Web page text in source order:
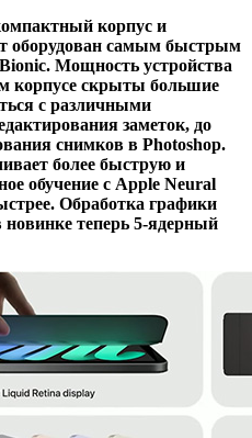
корпус и
оборудован самым быстрым
Мощность устройства
корпусе скрыты большие
с различными
заметок, до
снимков в Photoshop.
более быструю и
обучение с Apple Neural
Обработка графики
новинке теперь 5-ядерный